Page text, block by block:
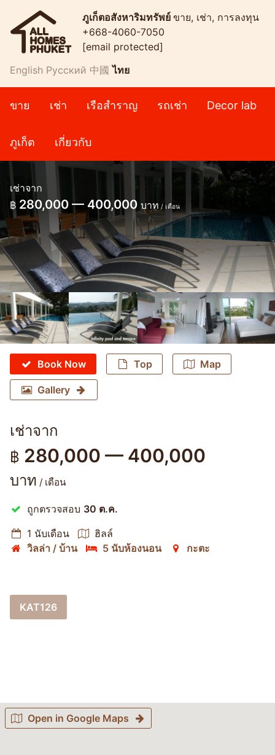
ภูเก็ตอสังหาริมทรัพย์ ขาย, เช่า, การลงทุน
+668-4060-7050
[email protected]
English Русский 中國 ไทย
ขาย เช่า เรือสำราญ รถเช่า Decor lab
ภูเก็ต เกี่ยวกับ
เช่าจาก
฿ 280,000 — 400,000 บาท / เดือน
Book Now Top Map
Gallery
เช่าจาก
฿ 280,000 — 400,000
บาท / เดือน
ถูกตรวจสอบ 30 ต.ค.
1 นับเดือน
ฮิลล์
วิลล่า / บ้าน
5 นับห้องนอน กะตะ
KAT126
Open in Google Maps